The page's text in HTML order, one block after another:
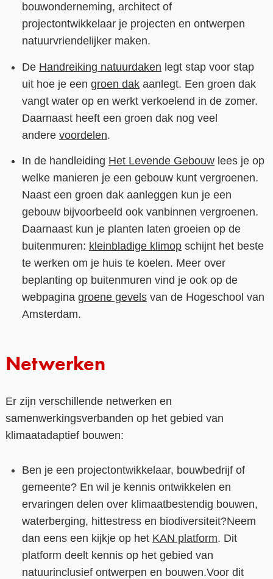
bouwonderneming, architect of
projectontwikkelaar je projecten en ontwerpen
natuurvriendelijker maken.
De Handreiking natuurdaken legt stap voor stap
uit hoe je een groen dakaanlegt. Een groen dak
vangt water op en werkt verkoelend in de zomer.
Daarnaast heeft een groen dak nog veel
andere voordelen.
In de handleiding Het Levende Gebouwlees je op
welke manieren je een gebouw kunt vergroenen.
Naast een groen dak aanleggen kun je een
gebouw bijvoorbeeld ook vanbinnen vergroenen.
Daarnaast kun je planten laten groeien op de
buitenmuren: kleinbladige klimopschijnt het beste
te werken om je huis te koelen. Meer over
beplanting op buitenmuren vind je ook op de
webpagina groene gevelsvan de Hogeschool van
Amsterdam.
Netwerken
Er zijn verschillende netwerken en
samenwerkingsverbanden op het gebied van
klimaatadaptief bouwen:
Ben je een projectontwikkelaar, bouwbedrijf of
gemeente? En wil je kennis ontwikkelen en
ervaringen delen over klimaatbestendig bouwen,
waterberging, hittestress en biodiversiteit?Neem
dan eens een kijkje op het KAN platform. Dit
platform deelt kennis op het gebied van
natuurinclusief ontwerpen en bouwen.Voor dit